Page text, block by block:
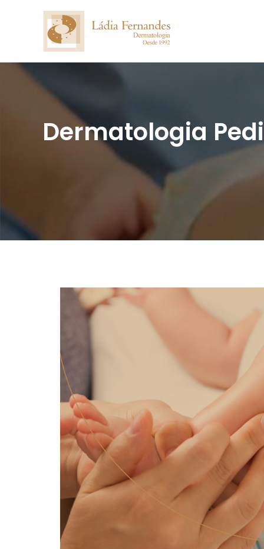
Dermatologia